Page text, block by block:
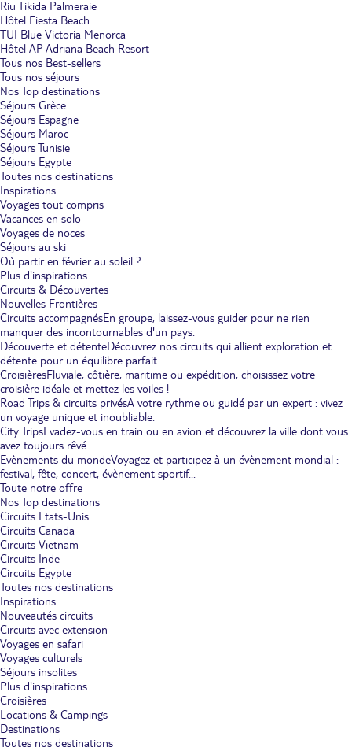
Riu Tikida Palmeraie
Hôtel Fiesta Beach
TUI Blue Victoria Menorca
Hôtel AP Adriana Beach Resort
Tous nos Best-sellers
Tous nos séjours
Nos Top destinations
Séjours Grèce
Séjours Espagne
Séjours Maroc
Séjours Tunisie
Séjours Egypte
Toutes nos destinations
Inspirations
Voyages tout compris
Vacances en solo
Voyages de noces
Séjours au ski
Où partir en février au soleil ?
Plus d'inspirations
Circuits & Découvertes
Nouvelles Frontières
Circuits accompagnésEn groupe, laissez-vous guider pour ne rien
manquer des incontournables d'un pays.
Découverte et détenteDécouvrez nos circuits qui allient exploration et
détente pour un équilibre parfait.
CroisièresFluviale, côtière, maritime ou expédition, choisissez votre
croisière idéale et mettez les voiles !
Road Trips & circuits privésA votre rythme ou guidé par un expert : vivez
un voyage unique et inoubliable.
City TripsEvadez-vous en train ou en avion et découvrez la ville dont vous
avez toujours rêvé.
Evènements du mondeVoyagez et participez à un évènement mondial :
festival, fête, concert, évènement sportif...
Toute notre offre
Nos Top destinations
Circuits Etats-Unis
Circuits Canada
Circuits Vietnam
Circuits Inde
Circuits Egypte
Toutes nos destinations
Inspirations
Nouveautés circuits
Circuits avec extension
Voyages en safari
Voyages culturels
Séjours insolites
Plus d'inspirations
Croisières
Locations & Campings
Destinations
Toutes nos destinations